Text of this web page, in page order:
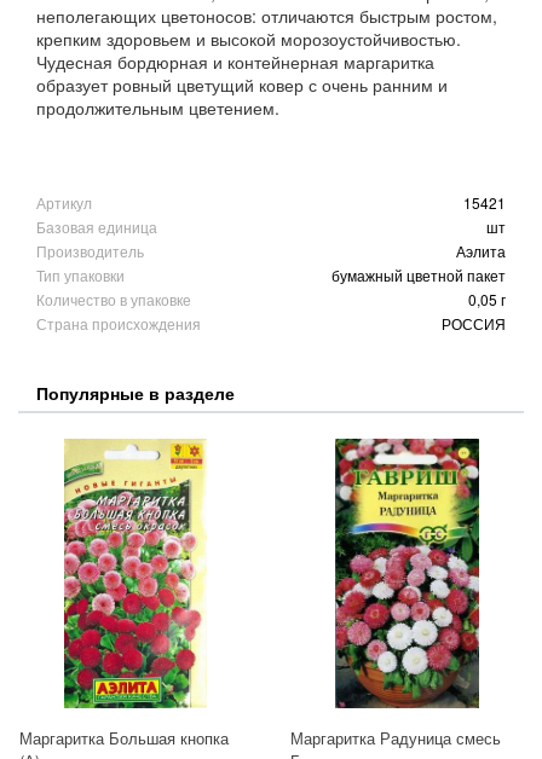
неполегающих цветоносов: отличаются быстрым ростом,
крепким здоровьем и высокой морозоустойчивостью.
Чудесная бордюрная и контейнерная маргаритка
образует ровный цветущий ковер с очень ранним и
продолжительным цветением.
Артикул
15421
Базовая единица
шт
Производитель
Аэлита
Тип упаковки
бумажный цветной пакет
Количество в упаковке
0,05 г
Страна происхождения
РОССИЯ
Популярные в разделе
Маргаритка Большая кнопка
Маргаритка Радуница смесь